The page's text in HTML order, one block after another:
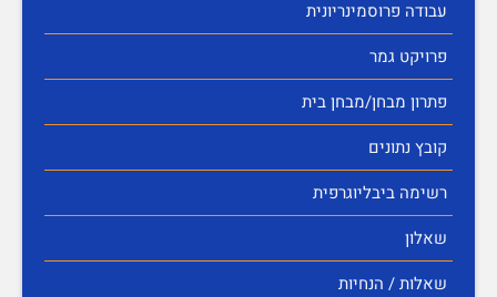
עבודה פרוסמינריונית
פרויקט גמר
פתרון מבחן/מבחן בית
קובץ נתונים
רשימה ביבליוגרפית
שאלון
שאלות / הנחיות